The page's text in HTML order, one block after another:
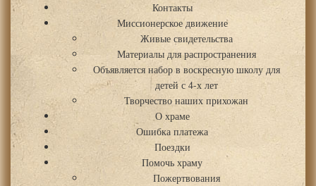
Контакты
Миссионерское движение
Живые свидетельства
Материалы для распространения
Объявляется набор в воскресную школу для
детей с 4-х лет
Творчество наших прихожан
О храме
Ошибка платежа
Поездки
Помочь храму
Пожертвования